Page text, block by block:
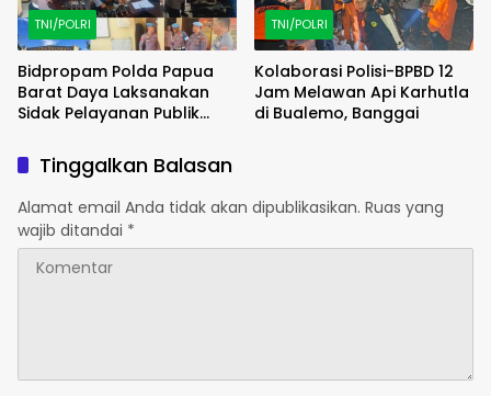
TNI/POLRI
Bidpropam Polda Papua
Barat Daya Laksanakan
Sidak Pelayanan Publik
di Polsek Salawati
TNI/POLRI
Kolaborasi Polisi-BPBD 12
Jam Melawan Api Karhutla
di Bualemo, Banggai
Tinggalkan Balasan
Alamat email Anda tidak akan dipublikasikan. Ruas yang
wajib ditandai *